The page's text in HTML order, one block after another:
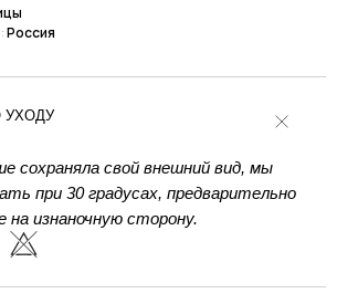
Россия
УХОДУ
сохраняла свой внешний вид, мы
при 30 градусах, предварительно
на изнаночную сторону.